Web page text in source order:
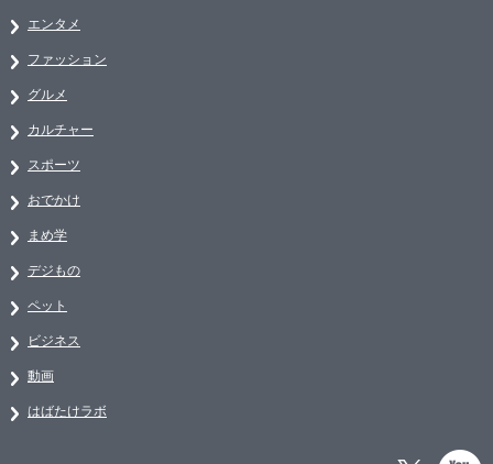
エンタメ
ファッション
グルメ
カルチャー
スポーツ
おでかけ
まめ学
デジもの
ペット
ビジネス
動画
はばたけラボ